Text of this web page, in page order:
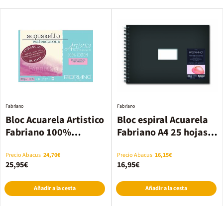
Bloc Acuarela Artistico
Fabriano 100%
300g
Fabriano
Precio Abacus 24,70€
25,95€
Añadir a la cesta
Bloc espiral Acuarela
Fabriano A4 25 hojas
Fabriano
Precio Abacus 16,15€
16,95€
Añadir a la cesta